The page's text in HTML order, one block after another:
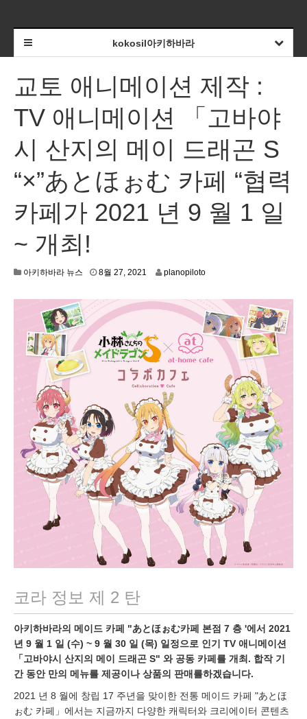
kokosil아키하바라
교토 애니메이션 제작 :
TV 애니메이션 「고바야
시 산지의 메이 드래곤 S
“×”あとほぉむ 카페 “협력
카페가 2021 년 9 월 1 일
~ 개최!
아키하바라 뉴스 8월 27, 2021
0
2
1
planopiloto
코라 정보 제 2 탄
아키하바라의 메이드 카페 "あとほぉむ카페 본점 7 층 '에서 2021
년 9 월 1 일 (수) ~ 9 월 30 일 (목) 일정으로 인기 TV 애니메이션
「고바야시 산지의 메이 드래곤 S" 와 공동 카페를 개최. 합작 기
간 동안 만의 메뉴를 제공이나 상품의 판매를하겠습니다.
2021 년 8 월에 창립 17 주년을 맞이한 전통 메이드 카페 "あとほ
ぉむ 카페」에서는 지금까지 다양한 캐릭터와 크리에이터 콘텐츠